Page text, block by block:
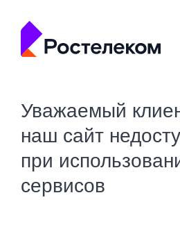
Уважаемый
наш сайт
при
сервисов